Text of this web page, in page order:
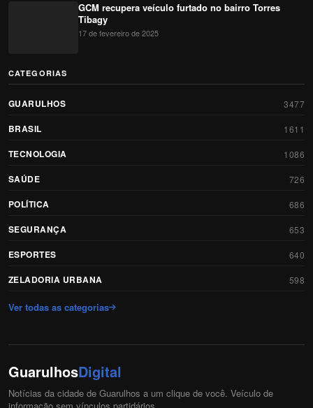
GCM recupera veículo furtado no bairro Torres
Tibagy
17 de fevereiro de 2025
CATEGORIAS
GUARULHOS 3477
BRASIL 1611
TECNOLOGIA 1086
SAÚDE 726
POLÍTICA 686
SEGURANÇA 653
ESPORTES 640
ZELADORIA URBANA 598
Ver todas as categorias
GuarulhosDigital
Notícias da cidade de Guarulhos a um clique de você. Veículo de